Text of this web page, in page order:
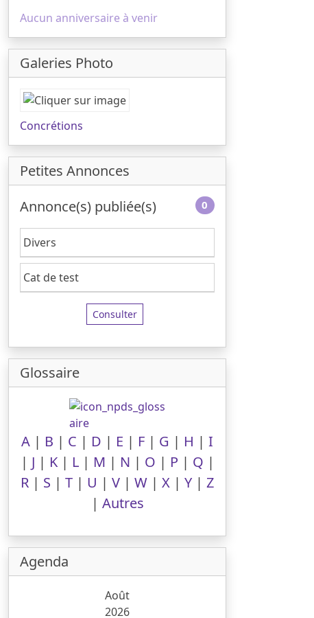
Aucun anniversaire à venir
Galeries Photo
Concrétions
Petites Annonces
0
Annonce(s) publiée(s)
Divers
Cat de test
Consulter
Glossaire
A | B | C | D | E | F | G | H | I
| J | K| L| M | N | O | P | Q |
R | S | T | U | V | W | X | Y | Z
| Autres
Agenda
Août
2026